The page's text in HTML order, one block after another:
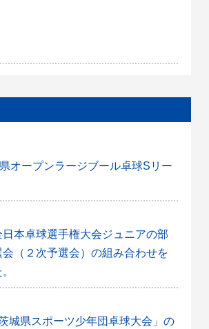
オープンラージブール卓球Sリー
本卓球選手権大会ジュニアの部
（２次予選会）の組み合わせを
城県スポーツ少年団卓球大会」の